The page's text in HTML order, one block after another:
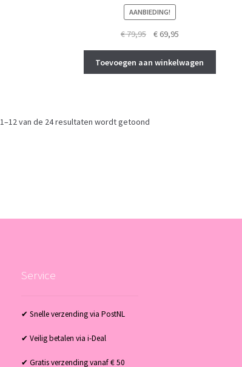
AANBIEDING!
€79,95
Oorspronkelijke
was:
€ 79,95.
€69,95Huidige
is:
€ 69,95.
Toevoegen aan winkelwagen
van de 24 resultaten wordt getoond
Service
✔ Snelle verzending via PostNL
✔ Veilig betalen via i-Deal
✔ Gratis verzending vanaf € 50